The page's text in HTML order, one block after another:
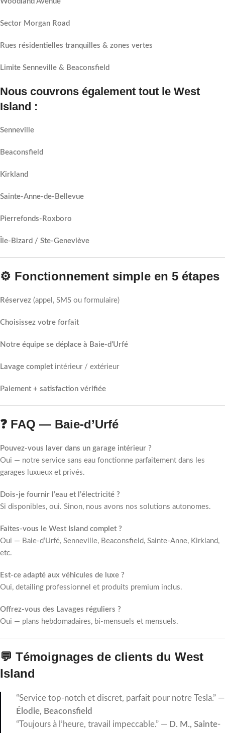
Sector Morgan Road
Rues résidentielles tranquilles & zones vertes
Limite Senneville & Beaconsfield
Nous couvrons également tout le West
Island :
Senneville
Beaconsfield
Kirkland
Sainte-Anne-de-Bellevue
Pierrefonds-Roxboro
Île-Bizard / Ste-Geneviève
⚙️ Fonctionnement simple en 5 étapes
Réservez (appel, SMS ou formulaire)
Choisissez votre forfait
Notre équipe se déplace à Baie-d’Urfé
Lavage completintérieur / extérieur
Paiement + satisfaction vérifiée
❓ FAQ — Baie-d’Urfé
Pouvez-vous laver dans un garage intérieur ?
Oui — notre service sans eau fonctionne parfaitement dans les
garages luxueux et privés.
Dois-je fournir l’eau et l’électricité ?
Si disponibles, oui. Sinon, nous avons nos solutions autonomes.
Faites-vous le West Island complet ?
Oui — Baie-d’Urfé, Senneville, Beaconsfield, Sainte-Anne, Kirkland,
etc.
Est-ce adapté aux véhicules de luxe ?
Oui, detailing professionnel et produits premium inclus.
Offrez-vous des Lavages réguliers ?
Oui — plans hebdomadaires, bi-mensuels et mensuels.
💬 Témoignages de clients du West
Island
“Service top-notch et discret, parfait pour notre Tesla.” —
Élodie, Beaconsfield
“Toujours à l’heure, travail impeccable.” — D. M., Sainte-